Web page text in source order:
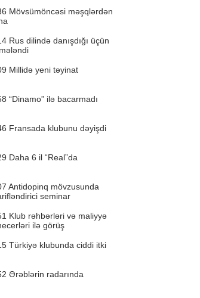
Mövsümöncəsi məşqlərdən
Rus dilində danışdığı üçün
Millidə yeni təyinat
“Dinamo” ilə bacarmadı
Fransada klubunu dəyişdi
Daha 6 il “Real”da
Antidopinq mövzusunda
seminar
Klub rəhbərləri və maliyyə
ilə görüş
Türkiyə klubunda ciddi itki
Ərəblərin radarında